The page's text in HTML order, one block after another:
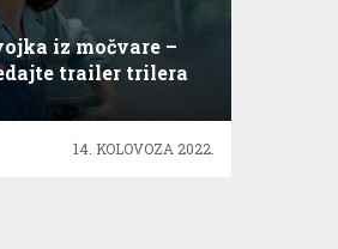
iz močvare –
trailer trilera
14. KOLOVOZA 2022.